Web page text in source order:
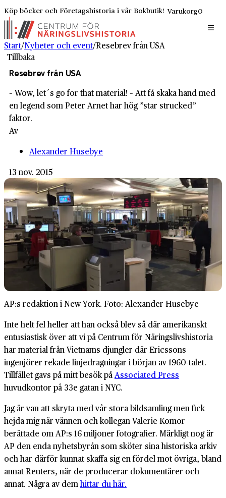
Köp böcker och Företagshistoria i vår Bokbutik! Varukorg0
Start/Nyheter och event/Resebrev från USA
Tillbaka
Resebrev från USA
– Wow, let´s go for that material! – Att få skaka hand med
en legend som Peter Arnet har hög ”star strucked”
faktor.
Av
Alexander Husebye
13 nov. 2015
AP:s redaktion i New York. Foto: Alexander Husebye
Inte helt fel heller att han också blev så där amerikanskt
entusiastisk över att vi på Centrum för Näringslivshistoria
har material från Vietnams djungler där Ericssons
ingenjörer rekade linjedragningar i början av 1960-talet.
Tillfället gavs på mitt besök påAssociated Press
huvudkontor på 33e gatan i NYC.
Jag är van att skryta med vår stora bildsamling men fick
hejda mig när vännen och kollegan Valerie Komor
berättade om AP:s 16 miljoner fotografier. Märkligt nog är
AP den enda nyhetsbyrån som sköter sina historiska arkiv
och har därför kunnat skaffa sig en fördel mot övriga, bland
annat Reuters, när de producerar dokumentärer och
annat. Några av demhittar du här.